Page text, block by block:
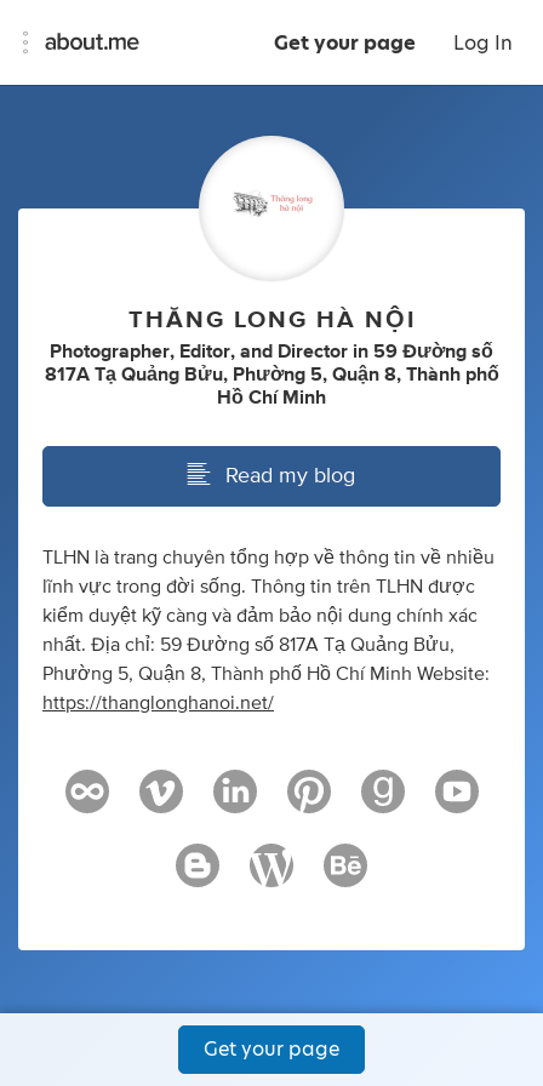
Get your page Log In
THĂNG LONG HÀ NỘI
Photographer, Editor, and Director in 59 Đường số
817A Tạ Quảng Bửu, Phường 5, Quận 8, Thành phố
Hồ Chí Minh
Read my blog
TLHN là trang chuyên tổng hợp về thông tin về nhiều
lĩnh vực trong đời sống. Thông tin trên TLHN được
kiểm duyệt kỹ càng và đảm bảo nội dung chính xác
nhất. Địa chỉ: 59 Đường số 817A Tạ Quảng Bửu,
Phường 5, Quận 8, Thành phố Hồ Chí Minh Website:
https://thanglonghanoi.net/
Get your page